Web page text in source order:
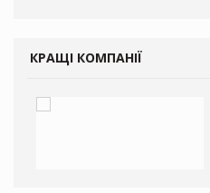
КРАЩІ КОМПАНІЇ